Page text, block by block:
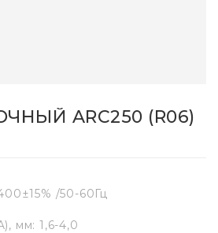
ARC250 (R06)
/50-60Гц
мм: 1,6-4,0